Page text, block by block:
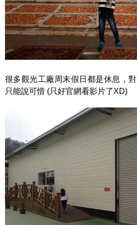
很多觀光工廠周末假日都是休息，
只能說可惜 (只好官網看影片了XD)